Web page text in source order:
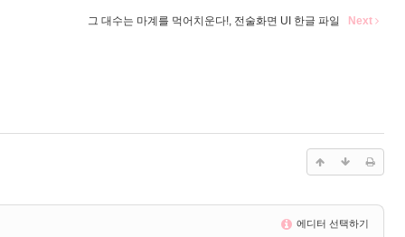
그 대수는 마계를 먹어치운다!, 전술화면 UI 한글 파일 Next
에디터 선택하기